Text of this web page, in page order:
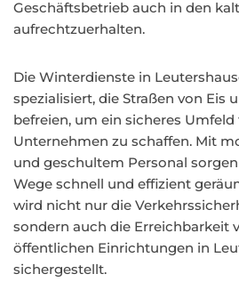
Geschäftsbetrieb auch in den
aufrechtzuerhalten.
Die Winterdienste in
spezialisiert, die Straßen von Eis
befreien, um ein sicheres
Unternehmen zu schaffen. Mit
und geschultem Personal
Wege schnell und effizient
wird nicht nur die
sondern auch die Erreichbarkeit
öffentlichen Einrichtungen in
sichergestellt.